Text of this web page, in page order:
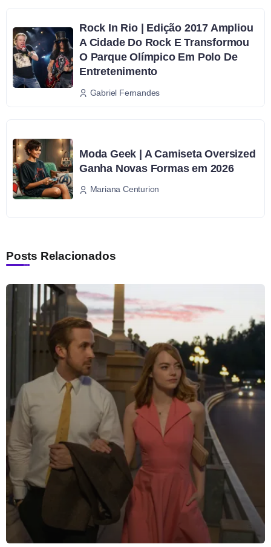
Rock In Rio | Edição 2017 Ampliou
A Cidade Do Rock E Transformou
O Parque Olímpico Em Polo De
Entretenimento
Gabriel Fernandes
Moda Geek | A Camiseta Oversized
Ganha Novas Formas em 2026
Mariana Centurion
Posts Relacionados